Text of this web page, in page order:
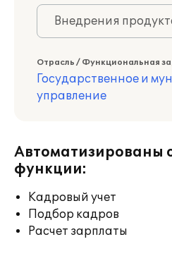
Внедрения
Отрасль / Функциональная
Государственное и
управление
Автоматизированы
функции:
Кадровый учет
Подбор кадров
Расчет зарплаты